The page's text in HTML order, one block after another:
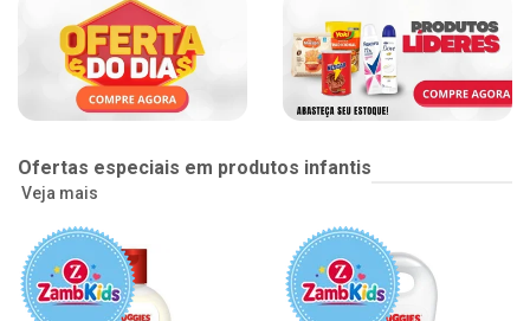
Ofertas especiais em produtos infantis
Veja mais